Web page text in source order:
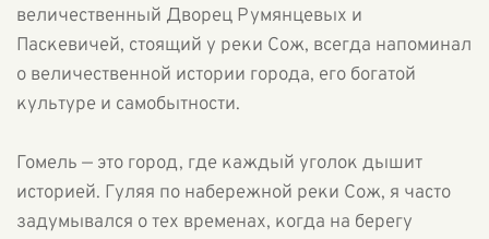
величественный Дворец Румянцевых и
Паскевичей, стоящий у реки Сож, всегда напоминал
о величественной истории города, его богатой
культуре и самобытности.
Гомель — это город, где каждый уголок дышит
историей. Гуляя по набережной реки Сож, я часто
задумывался о тех временах, когда на берегу